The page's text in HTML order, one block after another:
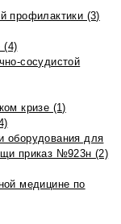
профилактики (3)
(4)
сосудистой
кризе (1)
оборудования для
приказ №923н (2)
медицине по